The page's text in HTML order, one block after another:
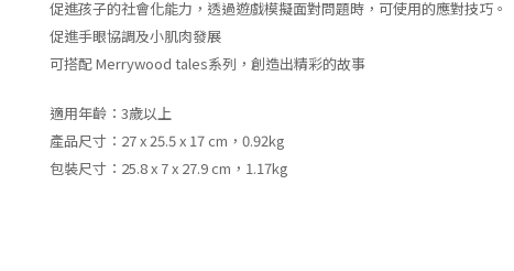
促進孩子的社會化能力，透過遊戲模擬面對問題時，可使用的應對技巧。
促進手眼協調及小肌肉發展
可搭配 Merrywood tales系列，創造出精彩的故事
適用年齡： 3歲以上
產品尺寸： 27 x 25.5 x 17 cm ， 0.92kg
包裝尺寸：25.8 x 7 x 27.9 cm ， 1.17kg